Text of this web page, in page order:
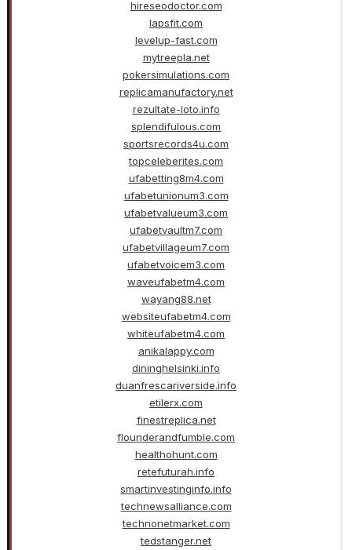
hireseodoctor.com
lapsfit.com
levelup-fast.com
mytreepla.net
pokersimulations.com
replicamanufactory.net
rezultate-loto.info
splendifulous.com
sportsrecords4u.com
topceleberites.com
ufabetting8m4.com
ufabetunionum3.com
ufabetvalueum3.com
ufabetvaultm7.com
ufabetvillageum7.com
ufabetvoicem3.com
waveufabetm4.com
wayang88.net
websiteufabetm4.com
whiteufabetm4.com
anikalappy.com
dininghelsinki.info
duanfrescariverside.info
etilerx.com
finestreplica.net
flounderandfumble.com
healthohunt.com
retefuturah.info
smartinvestinginfo.info
technewsalliance.com
technonetmarket.com
tedstanger.net